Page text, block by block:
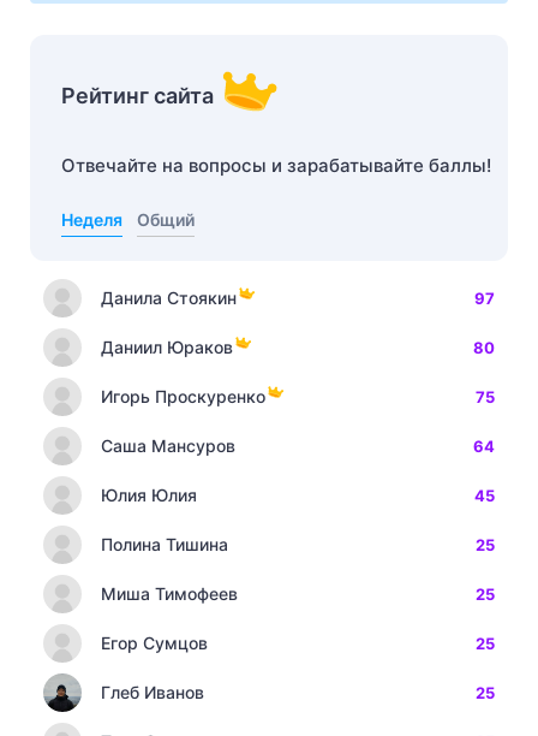
Рейтинг сайта
Отвечайте на вопросы и зарабатывайте баллы!
Неделя Общий
Данила Стоякин 97
Даниил Юраков 80
Игорь Проскуренко 75
Саша Мансуров 64
Юлия Юлия 45
Полина Тишина 25
Миша Тимофеев 25
Егор Сумцов 25
Глеб Иванов 25